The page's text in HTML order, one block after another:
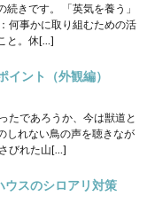
きです。 「英気を養う」
何事かに取り組むための活
と。休[…]
ント（外観編）
たであろうか、今は獣道と
しれない鳥の声を聴きなが
びれた山[…]
スのシロアリ対策